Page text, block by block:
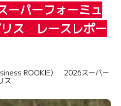
パーフォーミュ
ス レースレポー
ROOKIE） 2026スーパー
ス